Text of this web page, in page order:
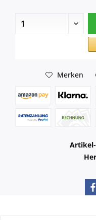
Merken